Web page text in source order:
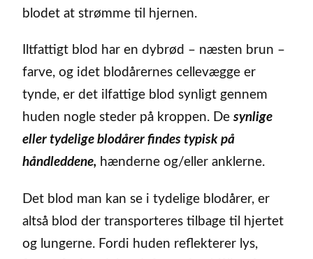
blodet at strømme til hjernen.
Iltfattigt blod har en dybrød – næsten brun –
farve, og idet blodårernes cellevægge er
tynde, er det ilfattige blod synligt gennem
huden nogle steder på kroppen. De synlige
eller tydelige blodårer findes typisk på
håndleddene, hænderne og/eller anklerne.
Det blod man kan se i tydelige blodårer, er
altså blod der transporteres tilbage til hjertet
og lungerne. Fordi huden reflekterer lys,